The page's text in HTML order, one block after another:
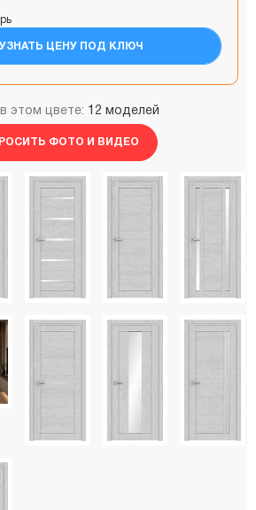
УЗНАТЬ ЦЕНУ ПОД КЛЮЧ
этом цвете: 12 моделей
ФОТО И ВИДЕО